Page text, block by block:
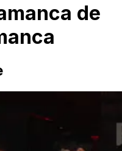
de